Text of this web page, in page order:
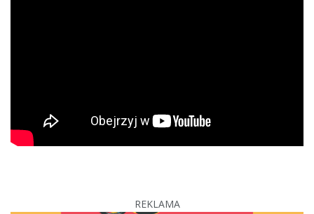
REKLAMA